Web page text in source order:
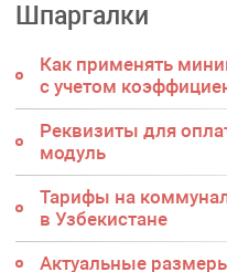
Шпаргалки
Как применять
с учетом
Реквизиты для
модуль
Тарифы на
в Узбекистане
Актуальные